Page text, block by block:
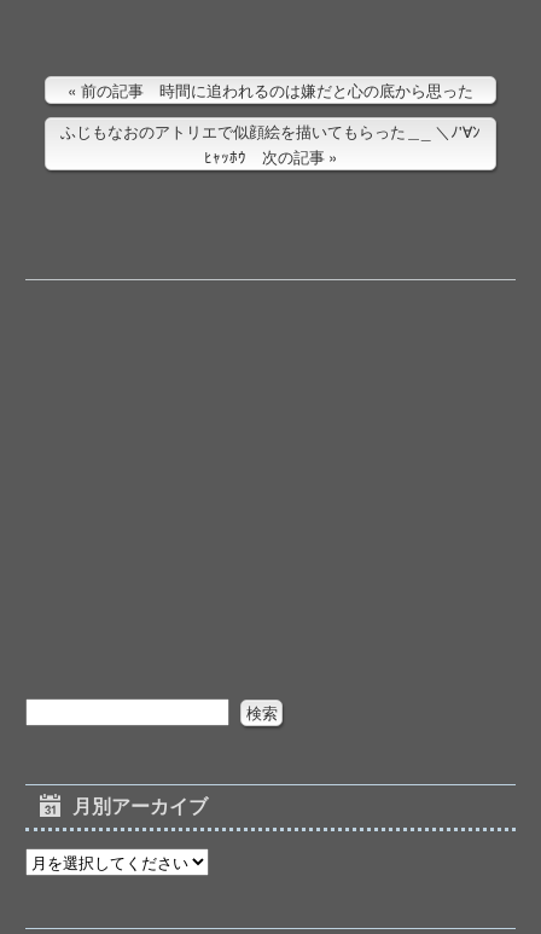
前の記事 時間に追われるのは嫌だと心の底から思った
ふじもなおのアトリエで似顔絵を描いてもらった＿_ ＼ﾉ'∀ﾝ
ﾋｬｯﾎｳ 次の記事
月別アーカイブ